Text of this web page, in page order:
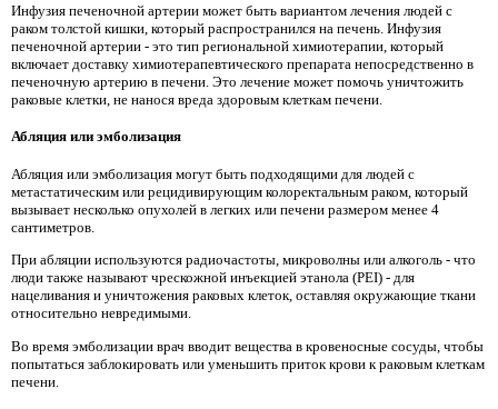
Инфузия печеночной артерии может быть вариантом лечения людей с
раком толстой кишки, который распространился на печень. Инфузия
печеночной артерии - это тип региональной химиотерапии, который
включает доставку химиотерапевтического препарата непосредственно в
печеночную артерию в печени. Это лечение может помочь уничтожить
раковые клетки, не нанося вреда здоровым клеткам печени.
Абляция или эмболизация
Абляция или эмболизация могут быть подходящими для людей с
метастатическим или рецидивирующим колоректальным раком, который
вызывает несколько опухолей в легких или печени размером менее 4
сантиметров.
При абляции используются радиочастоты, микроволны или алкоголь - что
люди также называют чрескожной инъекцией этанола (PEI) - для
нацеливания и уничтожения раковых клеток, оставляя окружающие ткани
относительно невредимыми.
Во время эмболизации врач вводит вещества в кровеносные сосуды, чтобы
попытаться заблокировать или уменьшить приток крови к раковым клеткам
печени.